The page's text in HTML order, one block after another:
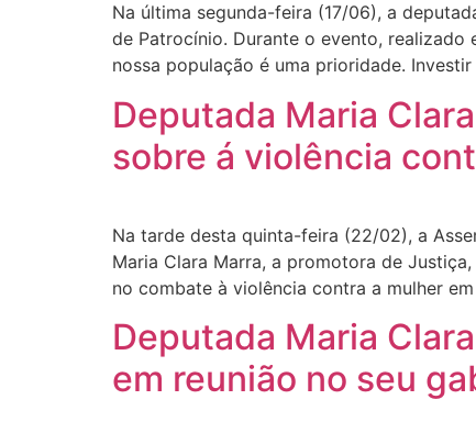
Na última segunda-feira (17/06), a
de Patrocínio. Durante o evento, realizado
nossa população é uma prioridade.
Deputada Maria
sobre á violência
Na tarde desta quinta-feira (22/02), a
Maria Clara Marra, a promotora de
no combate à violência contra a mulher
Deputada Maria
em reunião no seu